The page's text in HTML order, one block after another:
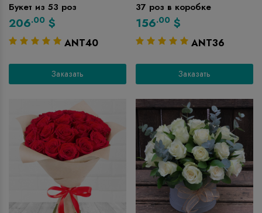
Букет из 53 роз
206.00 $
ANT40
Заказать
37 роз в коробке
156.00 $
ANT36
Заказать